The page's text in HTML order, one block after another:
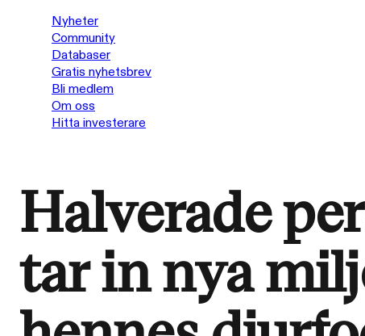
Nyheter
Community
Databaser
Gratis nyhetsbrev
Bli medlem
Om oss
Hitta investerare
Halverade
tar in nya